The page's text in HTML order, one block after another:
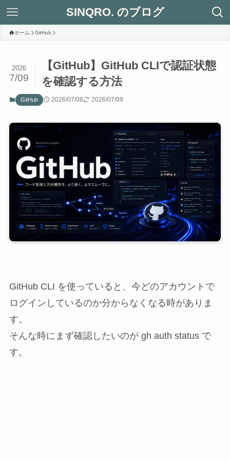
SINQRO. のブログ
ホーム GitHub
【GitHub】GitHub CLIで認証状態
を確認する方法
2026
7/09
GitHub 2026/07/08 2026/07/09
GitHub CLI を使っていると、今どのアカウントで
ログインしているのか分からなくなる時がありま
す。
そんな時にまず確認したいのが gh auth status で
す。